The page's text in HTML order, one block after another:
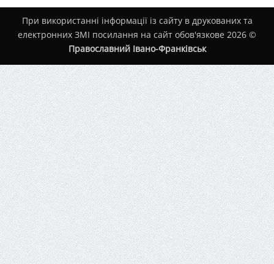
При використанні інформації із сайту в друкованих та
електронних ЗМІ посилання на сайт обов'язкове 2026 ©
Православний Івано-Франківськ